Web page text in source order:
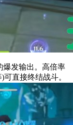
爆发输出。高倍率
直接终结战斗。